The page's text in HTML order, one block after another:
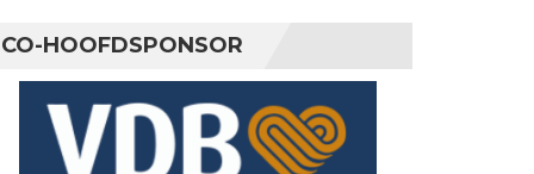
2024
CO-HOOFDSPONSOR